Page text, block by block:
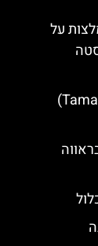
על
מלונות מומלצים בטמריו (Tamariu)